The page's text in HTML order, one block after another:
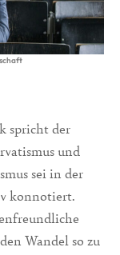
spricht der
und
sei in der
konnotiert.
Wandel so zu